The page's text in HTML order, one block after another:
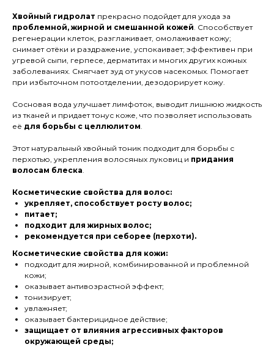
Хвойный гидролат прекрасно подойдет для ухода за
проблемной, жирной и смешанной кожей. Способствует
регенерации клеток, разглаживает, омолаживает кожу;
снимает отёки и раздражение, успокаивает; эффективен при
угревой сыпи, герпесе, дерматитах и многих других кожных
заболеваниях. Смягчает зуд от укусов насекомых. Помогает
при избыточном потоотделении, дезодорирует кожу.
Сосновая вода улучшает лимфоток, выводит лишнюю жидкость
из тканей и придает тонус коже, что позволяет использовать
её для борьбы с целлюлитом.
Этот натуральный хвойный тоник подходит для борьбы с
перхотью, укрепления волосяных луковиц и придания
волосам блеска.
Косметические свойства для волос:
укрепляет, способствует росту волос;
питает;
подходит для жирных волос;
рекомендуется при себорее (перхоти).
Косметические свойства для кожи:
подходит для жирной, комбинированной и проблемной
кожи;
оказывает антивозрастной эффект;
тонизирует;
увлажняет;
оказывает бактерицидное действие;
защищает от влияния агрессивных факторов
окружающей среды;